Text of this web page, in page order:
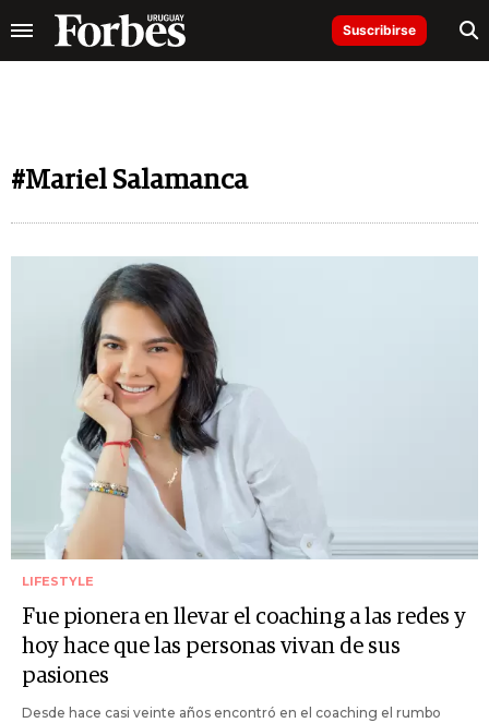
Suscribirse
#Mariel Salamanca
LIFESTYLE
Fue pionera en llevar el coaching a las redes y
hoy hace que las personas vivan de sus
pasiones
Desde hace casi veinte años encontró en el coaching el rumbo